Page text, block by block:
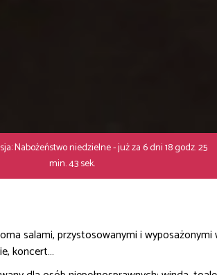
Nabożeństwo niedzielne - już za 6 dni 18 godz. 25
min. 41 sek.
salami, przystosowanymi i
koncert…